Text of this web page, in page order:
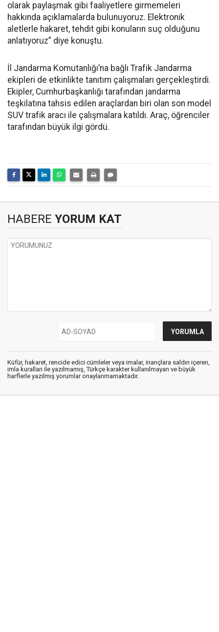
olarak paylaşmak gibi faaliyetlere girmemeleri
hakkında açıklamalarda bulunuyoruz. Elektronik
aletlerle hakaret, tehdit gibi konuların suç olduğunu
anlatıyoruz” diye konuştu.
İl Jandarma Komutanlığı’na bağlı Trafik Jandarma
ekipleri de etkinlikte tanıtım çalışmaları gerçekleştirdi.
Ekipler, Cumhurbaşkanlığı tarafından jandarma
teşkilatına tahsis edilen araçlardan biri olan son model
SUV trafik aracı ile çalışmalara katıldı. Araç, öğrenciler
tarafından büyük ilgi gördü.
HABERE YORUM KAT
Küfür, hakaret, rencide edici cümleler veya imalar, inançlara saldırı içeren,
imla kuralları ile yazılmamış, Türkçe karakter kullanılmayan ve büyük
harflerle yazılmış yorumlar onaylanmamaktadır.